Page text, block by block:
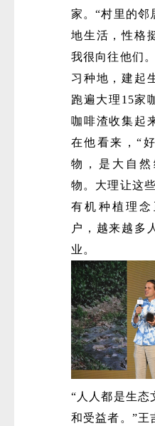
家。“村里的邻
地生活，性格
我很向往他们
习种地，建起
跑遍大理15家
咖啡渣收集起
在他看来，“
物，是大自
物。大理让这
有机种植理
户，越来越多
业。
“人人都是生态
和受益者。”王